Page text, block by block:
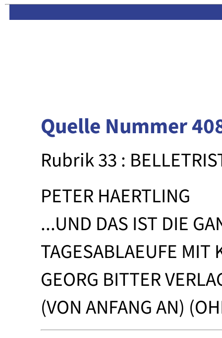
Quelle Nummer
Rubrik 33 :
PETER HAERTLING
...UND DAS IST DIE
TAGESABLAEUFE MIT
GEORG BITTER
(VON ANFANG AN)